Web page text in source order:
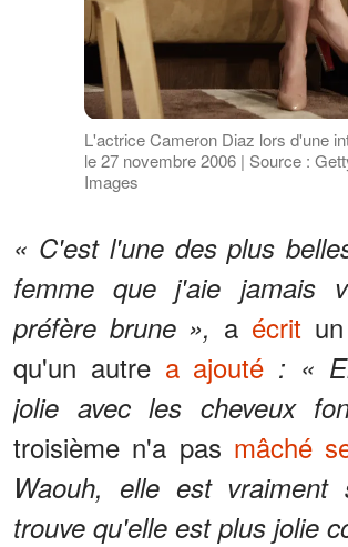
L'actrice Cameron Diaz lors d'une
le 27 novembre 2006 | Source :
Images
« C'est l'une des plus
femme que j'aie jamais
préfère brune », a écrit
qu'un autre a ajouté : «
jolie avec les cheveux
troisième n'a pas mâché
Waouh, elle est vraiment
trouve qu'elle est plus jolie